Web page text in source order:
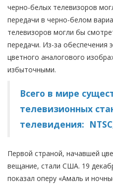
черно-белых телевизоров
передачи в черно-белом
телевизоров могли бы
передачи. Из-за обеспечения
цветного аналогового
избыточными.
Всего в мире
телевизионных
телевидения:
Первой страной, начавшей
вещание, стали США. 19
показал оперу «Амаль и